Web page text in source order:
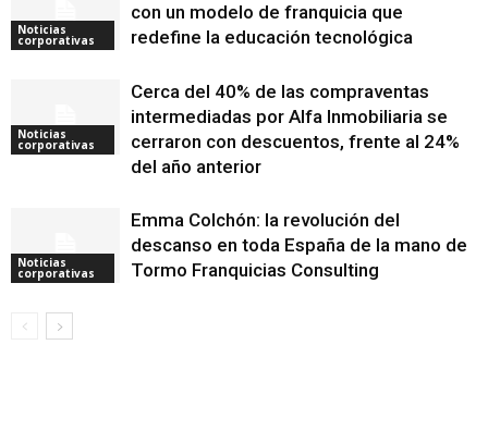
Noticias
corporativas
con un modelo de franquicia que
redefine la educación tecnológica
Noticias
corporativas
Cerca del 40% de las compraventas
intermediadas por Alfa Inmobiliaria se
cerraron con descuentos, frente al 24%
del año anterior
Noticias
corporativas
Emma Colchón: la revolución del
descanso en toda España de la mano de
Tormo Franquicias Consulting